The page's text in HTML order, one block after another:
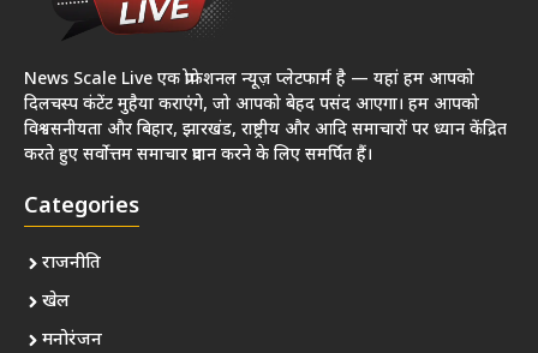
News Scale Live एक प्रोफेशनल न्यूज़ प्लेटफार्म है — यहां हम आपको
दिलचस्प कंटेंट मुहैया कराएंगे, जो आपको बेहद पसंद आएगा। हम आपको
विश्वसनीयता और बिहार, झारखंड, राष्ट्रीय और आदि समाचारों पर ध्यान केंद्रित
करते हुए सर्वोत्तम समाचार प्रदान करने के लिए समर्पित हैं।
Categories
राजनीति
खेल
मनोरंजन